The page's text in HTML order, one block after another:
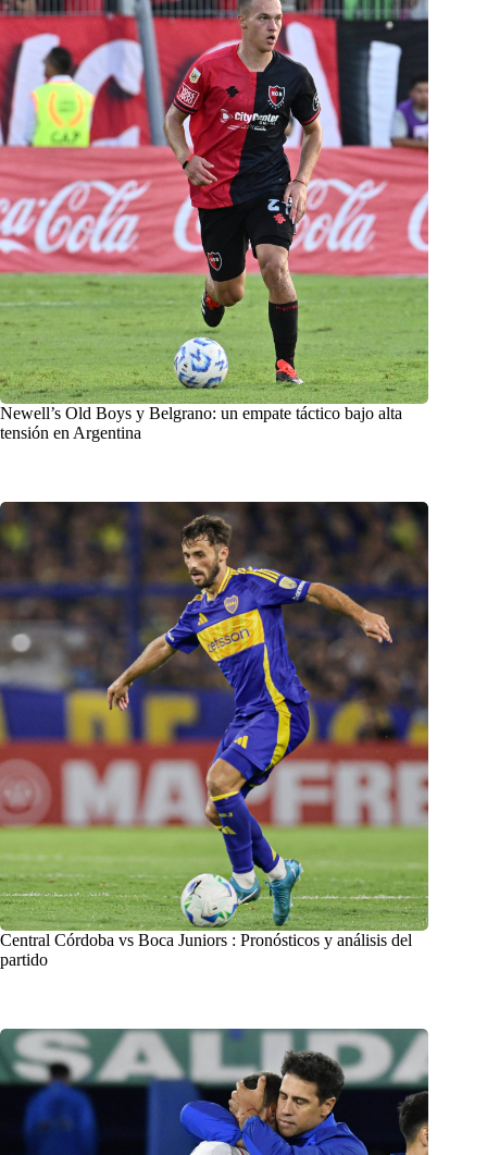
Newell’s Old Boys y Belgrano: un empate táctico bajo alta
tensión en Argentina
Central Córdoba vs Boca Juniors : Pronósticos y análisis del
partido